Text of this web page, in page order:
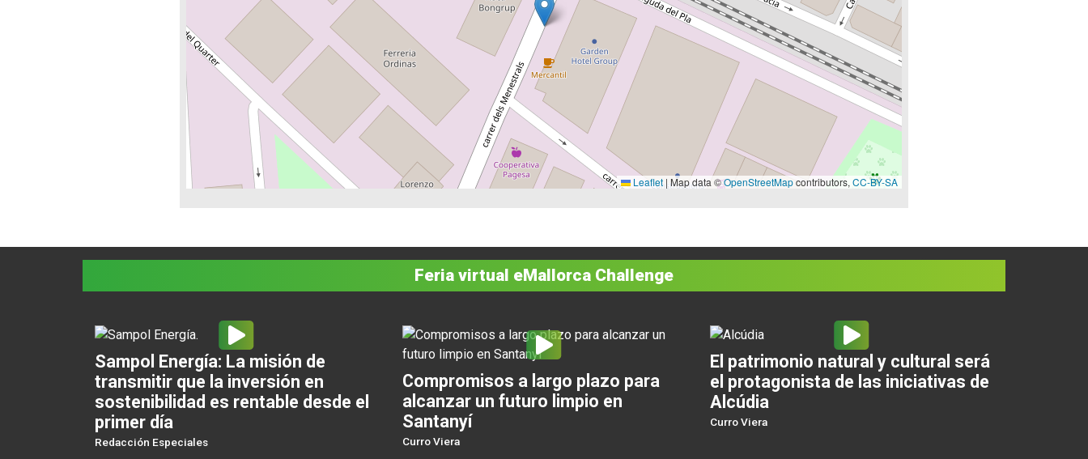
Leaflet | Map data ©OpenStreetMapcontributors, CC-BY-SA
Feria virtual eMallorca Challenge
Sampol Energía: La misión de
transmitir que la inversión en
sostenibilidad es rentable desde el
primer día
Redacción Especiales
Compromisos a largo plazo para
alcanzar un futuro limpio en
Santanyí
Curro Viera
El patrimonio natural y cultural será
el protagonista de las iniciativas de
Alcúdia
Curro Viera